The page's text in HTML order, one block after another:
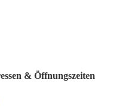
& Öffnungszeiten